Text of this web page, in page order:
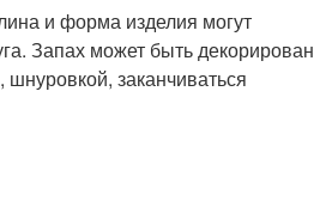
и форма изделия могут
Запах может быть декорирован
заканчиваться